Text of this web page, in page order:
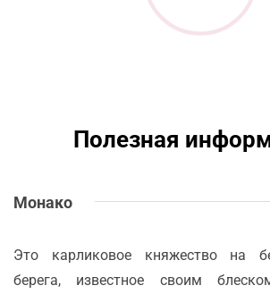
Полезная
Монако
Это карликовое княжество на
берега, известное своим